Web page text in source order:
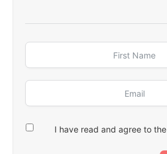
I have read and agree to the